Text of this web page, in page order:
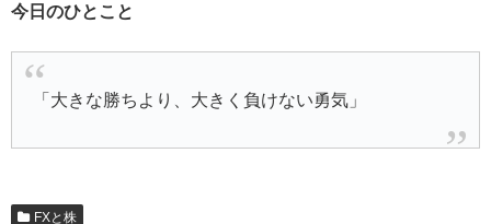
今日のひとこと
「大きな勝ちより、大きく負けない勇気」
FXと株